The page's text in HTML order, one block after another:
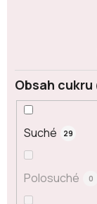
Obsah cukru
Suché 29
Polosuché 0